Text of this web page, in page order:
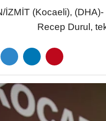
İZMİT (Kocaeli),
Recep Durul,